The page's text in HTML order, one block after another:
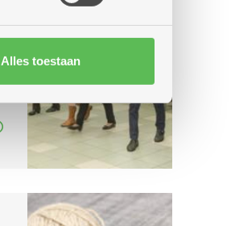
Alles toestaan